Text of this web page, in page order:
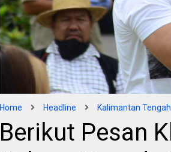
Home Headline Kalimantan Tengah
Berikut Pesan